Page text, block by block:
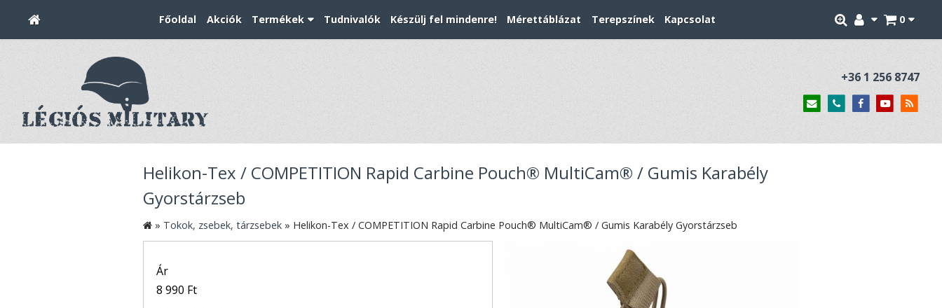
0
Főoldal Akciók Termékek Tudnivalók Készülj fel mindenre! Mérettáblázat Terepszínek Kapcsolat
+36 1 256 8747
Helikon-Tex / COMPETITION Rapid Carbine Pouch® MultiCam® / Gumis Karabély
Gyorstárzseb
» Tokok, zsebek, tárzsebek » Helikon-Tex / COMPETITION Rapid Carbine Pouch® MultiCam® / Gumis Karabély Gyorstárzseb
Ár
8 990 Ft